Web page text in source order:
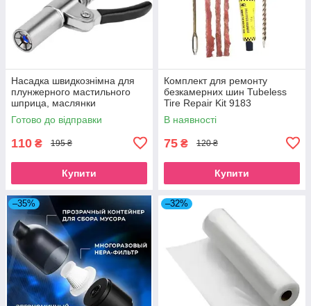
Насадка швидкознімна для
плунжерного мастильного
шприца, маслянки
Готово до відправки
110 ₴ 195 ₴
Купити
Комплект для ремонту
безкамерних шин Tubeless
Tire Repair Kit 9183
В наявності
75 ₴ 120 ₴
Купити
–35% –32%